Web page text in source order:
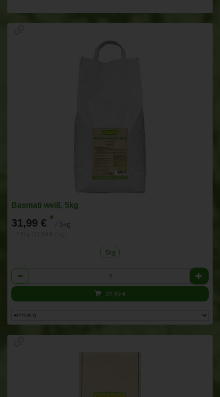
Basmati weiß, 5kg
31,99 € * / 5kg
5kg
Anzahl
31,99 €